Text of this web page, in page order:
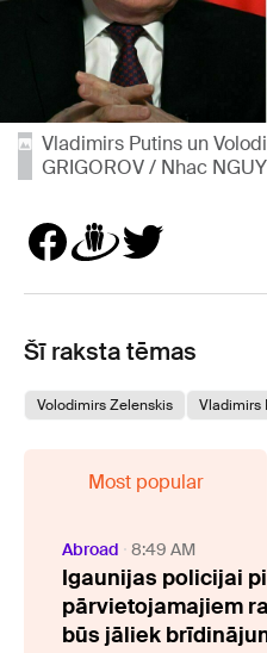
Vladimirs Putins un
GRIGOROV / Nhac
Šī raksta tēmas
Volodimirs Zelenskis Vladimirs
Most popular
Abroad 8:49 AM
Igaunijas policijai
pārvietojamajiem
būs jāliek